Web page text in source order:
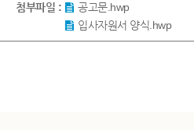
첨부파일 :
공고문.hwp
입사자원서 양식.hwp